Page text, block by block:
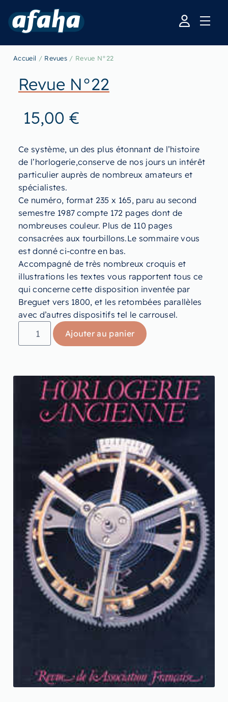
Accueil / Revues / Revue N°22
Revue N°22
15,00 €
Ce système, un des plus étonnant de l’histoire
de l’horlogerie,conserve de nos jours un intérêt
particulier auprès de nombreux amateurs et
spécialistes.
Ce numéro, format 235 x 165, paru au second
semestre 1987 compte 172 pages dont de
nombreuses couleur. Plus de 110 pages
consacrées aux tourbillons.Le sommaire vous
est donné ci-contre en bas.
Accompagné de très nombreux croquis et
illustrations les textes vous rapportent tous ce
qui concerne cette disposition inventée par
Breguet vers 1800, et les retombées parallèles
avec d’autres dispositifs tel le carrousel.
Ajouter au panier